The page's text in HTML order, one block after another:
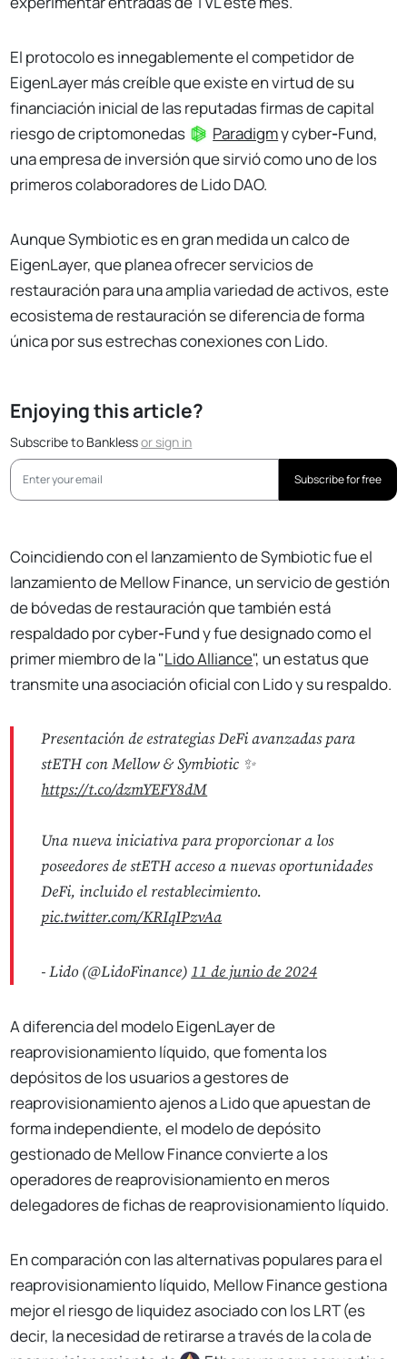
El protocolo es innegablemente el competidor de
EigenLayer más creíble que existe en virtud de su
financiación inicial de las reputadas firmas de capital
riesgo de criptomonedas
Paradigmy cyber-Fund,
una empresa de inversión que sirvió como uno de los
primeros colaboradores de Lido DAO.
Aunque Symbiotic es en gran medida un calco de
EigenLayer, que planea ofrecer servicios de
restauración para una amplia variedad de activos, este
ecosistema de restauración se diferencia de forma
única por sus estrechas conexiones con Lido.
Enjoying this article?
Subscribe to Banklessorsign in
Subscribe for free
Coincidiendo con el lanzamiento de Symbiotic fue el
lanzamiento de Mellow Finance, un servicio de gestión
de bóvedas de restauración que también está
respaldado por cyber-Fund y fue designado como el
primer miembro de la "Lido Alliance", un estatus que
transmite una asociación oficial con Lido y su respaldo.
Presentación de estrategias DeFi avanzadas para
stETH con Mellow & Symbiotic ✨
https://t.co/dzmYEFY8dM
Una nueva iniciativa para proporcionar a los
poseedores de stETH acceso a nuevas oportunidades
DeFi, incluido el restablecimiento.
pic.twitter.com/KRIqIPzvAa
- Lido (@LidoFinance) 11 de junio de 2024
A diferencia del modelo EigenLayer de
reaprovisionamiento líquido, que fomenta los
depósitos de los usuarios a gestores de
reaprovisionamiento ajenos a Lido que apuestan de
forma independiente, el modelo de depósito
gestionado de Mellow Finance convierte a los
operadores de reaprovisionamiento en meros
delegadores de fichas de reaprovisionamiento líquido.
En comparación con las alternativas populares para el
reaprovisionamiento líquido, Mellow Finance gestiona
mejor el riesgo de liquidez asociado con los LRT (es
decir, la necesidad de retirarse a través de la cola de